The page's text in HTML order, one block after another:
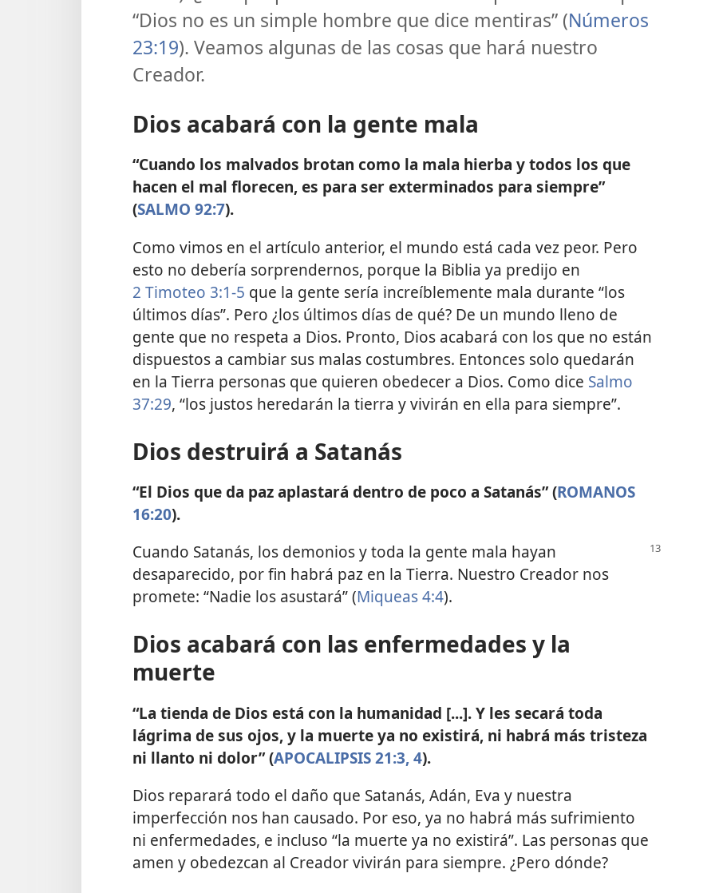
“Dios no es un simple hombre que dice mentiras” (Números
23:19). Veamos algunas de las cosas que hará nuestro
Creador.
Dios acabará con la gente mala
“Cuando los malvados brotan como la mala hierba y todos los que
hacen el mal florecen, es para ser exterminados para siempre”
(SALMO 92:7).
Como vimos en el artículo anterior, el mundo está cada vez peor. Pero
esto no debería sorprendernos, porque la Biblia ya predijo en
2 Timoteo 3:1-5 que la gente sería increíblemente mala durante “los
últimos días”. Pero ¿los últimos días de qué? De un mundo lleno de
gente que no respeta a Dios. Pronto, Dios acabará con los que no están
dispuestos a cambiar sus malas costumbres. Entonces solo quedarán
en la Tierra personas que quieren obedecer a Dios. Como dice Salmo
37:29, “los justos heredarán la tierra y vivirán en ella para siempre”.
Dios destruirá a Satanás
“El Dios que da paz aplastará dentro de poco a Satanás” (ROMANOS
16:20).
Cuando Satanás, los demonios y toda la gente mala hayan
desaparecido, por fin habrá paz en la Tierra. Nuestro Creador nos
promete: “Nadie los asustará” (Miqueas 4:4).
Dios acabará con las enfermedades y la
muerte
“La tienda de Dios está con la humanidad [...]. Y les secará toda
lágrima de sus ojos, y la muerte ya no existirá, ni habrá más tristeza
ni llanto ni dolor” (APOCALIPSIS 21:3, 4).
Dios reparará todo el daño que Satanás, Adán, Eva y nuestra
imperfección nos han causado. Por eso, ya no habrá más sufrimiento
ni enfermedades, e incluso “la muerte ya no existirá”. Las personas que
amen y obedezcan al Creador vivirán para siempre. ¿Pero dónde?